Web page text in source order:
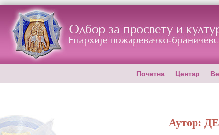
Почетна Центар
Аутор: